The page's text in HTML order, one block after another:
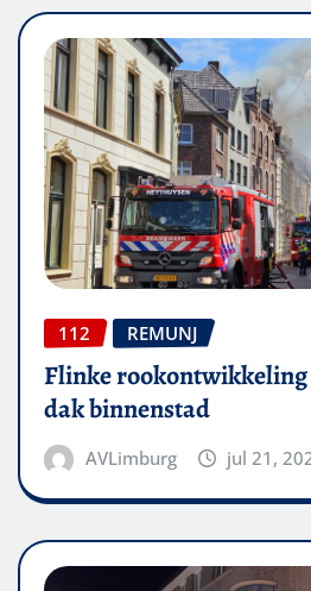
112 REMUNJ
Flinke
dak binnenstad
AVLimburg jul 21,